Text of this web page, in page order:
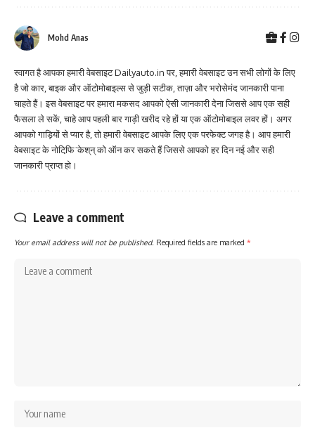
Mohd Anas
स्वागत है आपका हमारी वेबसाइट Dailyauto.in पर, हमारी वेबसाइट उन सभी लोगों के लिए
है जो कार, बाइक और ऑटोमोबाइल्स से जुड़ी सटीक, ताज़ा और भरोसेमंद जानकारी पाना
चाहते हैं। इस वेबसाइट पर हमारा मकसद आपको ऐसी जानकारी देना जिससे आप एक सही
फैसला ले सकें, चाहे आप पहली बार गाड़ी खरीद रहे हों या एक ऑटोमोबाइल लवर हों। अगर
आपको गाड़ियों से प्यार है, तो हमारी वेबसाइट आपके लिए एक परफेक्ट जगह है। आप हमारी
वेबसाइट के नोटिफि़ˈकेश्‌न्‌ को ऑन कर सकते हैं जिससे आपको हर दिन नई और सही
जानकारी प्राप्त हो।
Leave a comment
Your email address will not be published. Required fields are marked *